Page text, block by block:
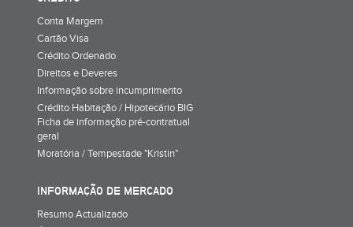
Conta Margem
Cartão Visa
Crédito Ordenado
Direitos e Deveres
Informação sobre incumprimento
Crédito Habitação / Hipotecário BIG
Ficha de informação pré-contratual
geral
Moratória / Tempestade "Kristin"
INFORMAÇÃO DE MERCADO
Resumo Actualizado